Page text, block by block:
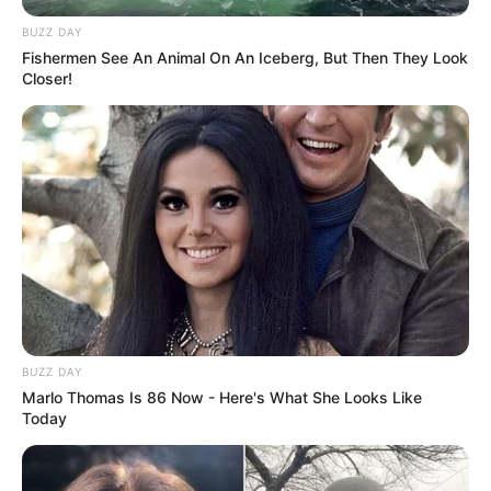
info@groza-news.info
КАТЕГОРІЇ
Без рубрики
Гарячi
Культура
Нам пишуть
BUZZ DAY
Fishermen See An Animal On An Iceberg, But Then They Look
Closer!
BUZZ DAY
Marlo Thomas Is 86 Now - Here's What She Looks Like
Today